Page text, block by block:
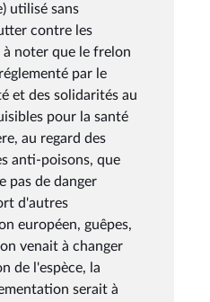
utilisé sans
contre les
noter que le frelon
par le
et des solidarités au
pour la santé
au regard des
anti-poisons, que
pas de danger
d'autres
européen, guêpes,
venait à changer
de l'espèce, la
serait à